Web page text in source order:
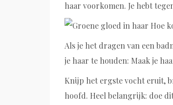
haar voorkomen. Je hebt
Als je het dragen van een
je haar te houden: Maak je
Knijp het ergste vocht eruit,
hoofd. Heel belangrijk: doe